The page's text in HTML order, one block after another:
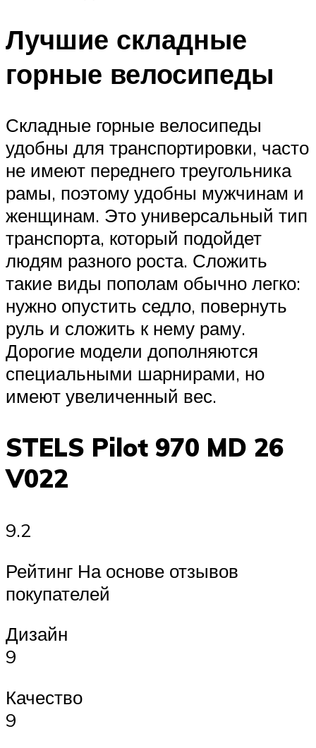
Лучшие складные
горные велосипеды
Складные горные велосипеды
удобны для транспортировки, часто
не имеют переднего треугольника
рамы, поэтому удобны мужчинам и
женщинам. Это универсальный тип
транспорта, который подойдет
людям разного роста. Сложить
такие виды пополам обычно легко:
нужно опустить седло, повернуть
руль и сложить к нему раму.
Дорогие модели дополняются
специальными шарнирами, но
имеют увеличенный вес.
STELS Pilot 970 MD 26
V022
9.2
Рейтинг На основе отзывов
покупателей
Дизайн
9
Качество
9